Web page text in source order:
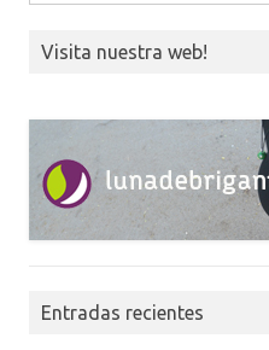
Visita nuestra web!
Entradas recientes